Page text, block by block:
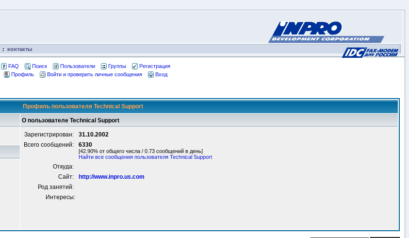
: контакты
FAQ Поиск Пользователи Группы
Регистрация
Профиль
Войти и проверить личные сообщения Вход
Профиль пользователя Technical Support
О пользователе Technical Support
Зарегистрирован:
31.10.2002
Всего сообщений:
6330
[42.90% от общего числа / 0.73 сообщений в день]
Найти все сообщения пользователя Technical Support
Откуда:
Сайт:
http://www.inpro.us.com
Род занятий:
Интересы: